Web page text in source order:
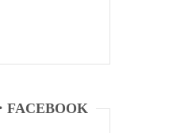
FACEBOOK